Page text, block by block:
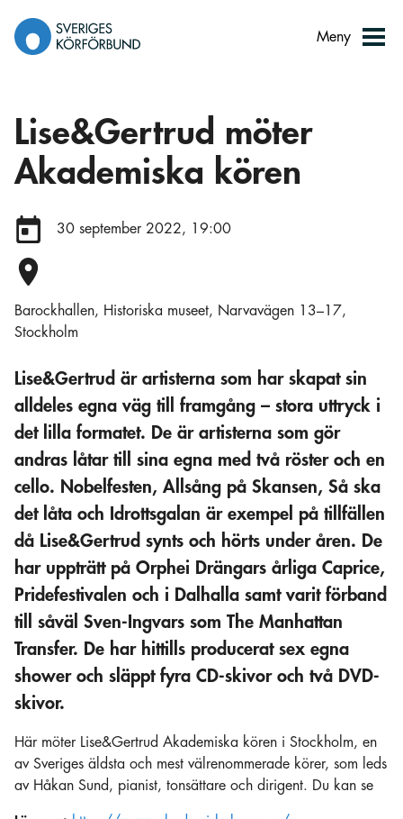
innehåll
Meny
Lise&Gertrud möter
Akademiska kören
Datum:
30 september 2022, 19:00
Plats:
Barockhallen, Historiska museet, Narvavägen 13–17,
Stockholm
Lise&Gertrud är artisterna som har skapat sin
alldeles egna väg till framgång – stora uttryck i
det lilla formatet. De är artisterna som gör
andras låtar till sina egna med två röster och en
cello. Nobelfesten, Allsång på Skansen, Så ska
det låta och Idrottsgalan är exempel på tillfällen
då Lise&Gertrud synts och hörts under åren. De
har uppträtt på Orphei Drängars årliga Caprice,
Pridefestivalen och i Dalhalla samt varit förband
till såväl Sven-Ingvars som The Manhattan
Transfer. De har hittills producerat sex egna
shower och släppt fyra CD-skivor och två DVD-
skivor.
Här möter Lise&Gertrud Akademiska kören i Stockholm, en
av Sveriges äldsta och mest välrenommerade körer, som leds
av Håkan Sund, pianist, tonsättare och dirigent. Du kan se